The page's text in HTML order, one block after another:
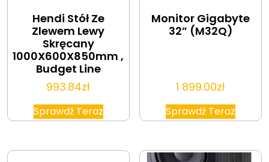
Hendi Stół Ze
Zlewem Lewy
Skręcany
1000X600X850mm ,
Budget Line
993.84zł
Sprawdź Teraz
Monitor Gigabyte
32” (M32Q)
1 899.00zł
Sprawdź Teraz